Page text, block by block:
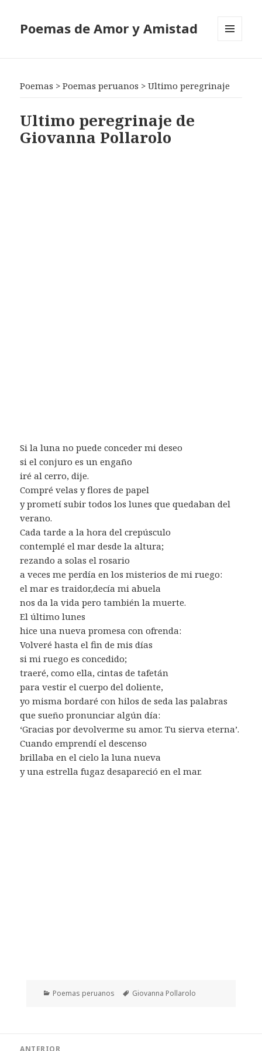
Poemas de Amor y Amistad
Poemas >Poemas peruanos >Ultimo peregrinaje
Ultimo peregrinaje de
Giovanna Pollarolo
Si la luna no puede conceder mi deseo
si el conjuro es un engaño
iré al cerro, dije.
Compré velas y flores de papel
y prometí subir todos los lunes que quedaban del
verano.
Cada tarde a la hora del crepúsculo
contemplé el mar desde la altura;
rezando a solas el rosario
a veces me perdía en los misterios de mi ruego:
el mar es traidor,decía mi abuela
nos da la vida pero también la muerte.
El último lunes
hice una nueva promesa con ofrenda:
Volveré hasta el fin de mis días
si mi ruego es concedido;
traeré, como ella, cintas de tafetán
para vestir el cuerpo del doliente,
yo misma bordaré con hilos de seda las palabras
que sueño pronunciar algún día:
‘Gracias por devolverme su amor. Tu sierva eterna’.
Cuando emprendí el descenso
brillaba en el cielo la luna nueva
y una estrella fugaz desapareció en el mar.
Categorías
Poemas peruanos Etiquetas
Giovanna Pollarolo
ANTERIOR